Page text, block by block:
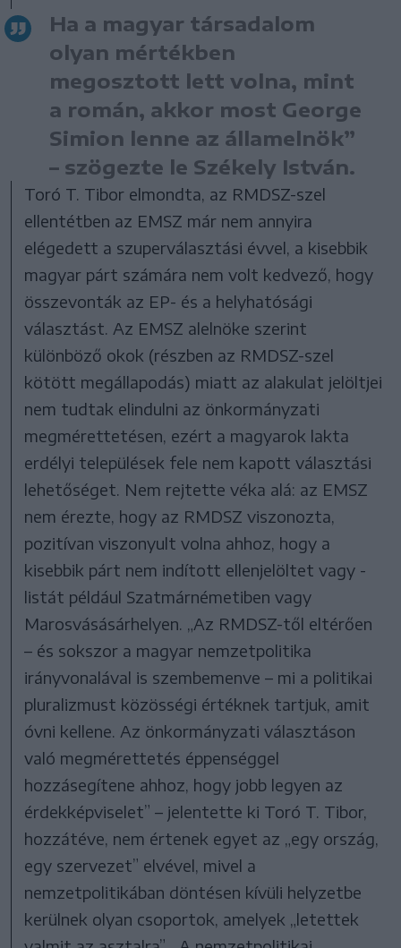
Ha a magyar társadalom
olyan mértékben
megosztott lett volna, mint
a román, akkor most George
Simion lenne az államelnök”
– szögezte le Székely István.
Toró T. Tibor elmondta, az RMDSZ-szel
ellentétben az EMSZ már nem annyira
elégedett a szuperválasztási évvel, a kisebbik
magyar párt számára nem volt kedvező, hogy
összevonták az EP- és a helyhatósági
választást. Az EMSZ alelnöke szerint
különböző okok (részben az RMDSZ-szel
kötött megállapodás) miatt az alakulat jelöltjei
nem tudtak elindulni az önkormányzati
megmérettetésen, ezért a magyarok lakta
erdélyi települések fele nem kapott választási
lehetőséget. Nem rejtette véka alá: az EMSZ
nem érezte, hogy az RMDSZ viszonozta,
pozitívan viszonyult volna ahhoz, hogy a
kisebbik párt nem indított ellenjelöltet vagy -
listát például Szatmárnémetiben vagy
Marosvásásárhelyen. „Az RMDSZ-től eltérően
– és sokszor a magyar nemzetpolitika
irányvonalával is szembemenve – mi a politikai
pluralizmust közösségi értéknek tartjuk, amit
óvni kellene. Az önkormányzati választáson
való megmérettetés éppenséggel
hozzásegítene ahhoz, hogy jobb legyen az
érdekképviselet” – jelentette ki Toró T. Tibor,
hozzátéve, nem értenek egyet az „egy ország,
egy szervezet” elvével, mivel a
nemzetpolitikában döntésen kívüli helyzetbe
kerülnek olyan csoportok, amelyek „letettek